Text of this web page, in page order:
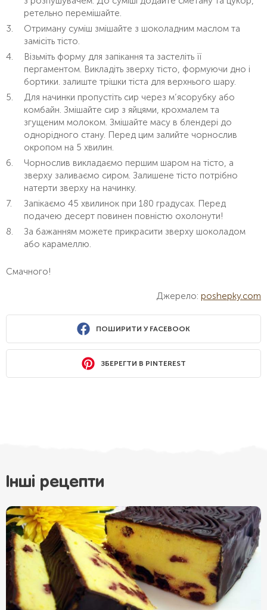
ретельно перемішайте.
Отриману суміш змішайте з шоколадним маслом та
замісіть тісто.
Візьміть форму для запікання та застеліть її
пергаментом. Викладіть зверху тісто, формуючи дно і
бортики. залиште трішки тіста для верхнього шару.
Для начинки пропустіть сир через м’ясорубку або
комбайн. Змішайте сир з яйцями, крохмалем та
згущеним молоком. Змішайте масу в блендері до
однорідного стану. Перед цим залийте чорнослив
окропом на 5 хвилин.
Чорнослив викладаємо першим шаром на тісто, а
зверху заливаємо сиром. Залишене тісто потрібно
натерти зверху на начинку.
Запікаємо 45 хвилинок при 180 градусах. Перед
подачею десерт повинен повністю охолонути!
За бажанням можете прикрасити зверху шоколадом
або карамеллю.
Смачного!
Джерело: poshepky.com
ПОШИРИТИ У FACEBOOK
ЗБЕРЕГТИ В PINTEREST
Інші рецепти